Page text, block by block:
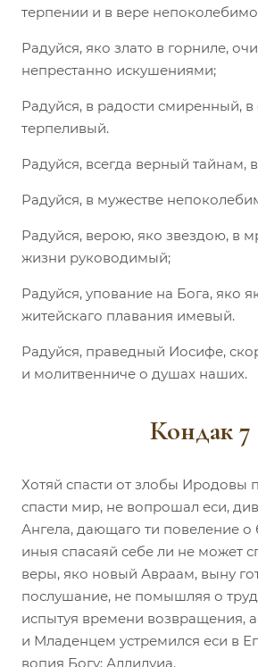
терпении и в вере
Радуйся, яко злато в горниле,
непрестанно искушениями;
Радуйся, в радости смиренный,
терпеливый.
Радуйся, всегда верный тайнам,
Радуйся, в мужестве
Радуйся, верою, яко звездою, в
жизни руководимый;
Радуйся, упование на Бога, яко
житейскаго плавания имевый.
Радуйся, праведный Иосифе,
и молитвенниче о душах наших.
Кондак 7
Хотяй спасти от злобы Иродовы
спасти мир, не вопрошал еси,
Ангела, дающаго ти повеление о
иныя спасаяй себе ли не может
веры, яко новый Авраам, выну
послушание, не помышляя о
испытуя времени возвращения,
и Младенцем устремился еси в
вопия Богу: Аллилуиа.